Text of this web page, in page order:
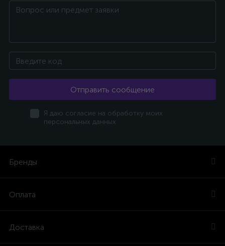
Отправить сообщение
Я даю согласие на обработку моих
персональных данных
Бренды
Оплата
Доставка